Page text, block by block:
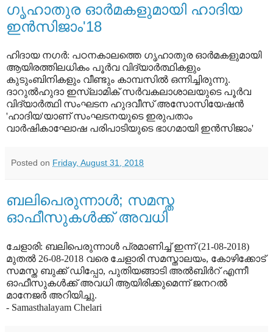
ഗൃഹാതുര ഓര്‍മകളുമായി ഹാദിയ
ഇന്‍സിജാം'18
ഹിദായ നഗര്‍: പഠനകാലത്തെ ഗൃഹാതുര ഓര്‍മകളുമായി
ആയിരത്തിലധികം പൂര്‍വ വിദ്യാര്‍ത്ഥികളും
കുടുംബിനികളും വീണ്ടും കാമ്പസില്‍ ഒന്നിച്ചിരുന്നു.
ദാറുല്‍ഹുദാ ഇസ്‌ലാമിക് സര്‍വകലാശാലയുടെ പൂര്‍വ
വിദ്യാര്‍ത്ഥി സംഘടന ഹുദവീസ് അസോസിയേഷന്‍
'ഹാദിയ'യാണ് സംഘടനയുടെ ഇരുപതാം
വാര്‍ഷികാഘോഷ പരിപാടിയുടെ ഭാഗമായി ഇന്‍സിജാം'
Posted on Friday, August 31, 2018
ബലിപെരുന്നാള്‍; സമസ്ത
ഓഫീസുകള്‍ക്ക് അവധി
ചേളാരി: ബലിപെരുന്നാള്‍ പ്രമാണിച്ച് ഇന്ന് (21-08-2018)
മുതല്‍ 26-08-2018 വരെ ചേളാരി സമസ്താലയം, കോഴിക്കോട്
സമസ്ത ബുക്ക് ഡിപ്പോ, പുതിയങ്ങാടി അല്‍ബിര്‍റ് എന്നീ
ഓഫീസുകള്‍ക്ക് അവധി ആയിരിക്കുമെന്ന് ജനറല്‍
മാനേജര്‍ അറിയിച്ചു.
- Samasthalayam Chelari